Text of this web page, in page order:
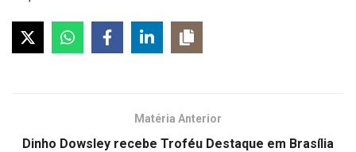
Matéria Anterior
Dinho Dowsley recebe Troféu Destaque em Brasília